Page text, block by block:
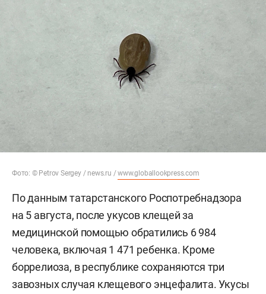
Фото: © Petrov Sergey / news.ru /www.globallookpress.com
По данным татарстанского Роспотребнадзора
на 5 августа, после укусов клещей за
медицинской помощью обратились 6 984
человека, включая 1 471 ребенка. Кроме
боррелиоза, в республике сохраняются три
завозных случая клещевого энцефалита. Укусы